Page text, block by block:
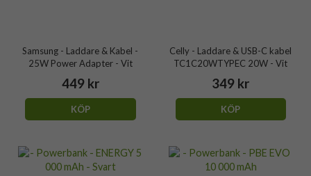
Samsung - Laddare & Kabel -
25W Power Adapter - Vit
449 kr
KÖP
Celly - Laddare & USB-C kabel
TC1C20WTYPEC 20W - Vit
349 kr
KÖP